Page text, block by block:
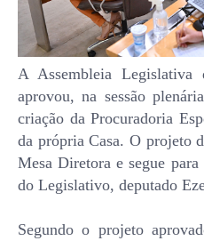
A Assembleia
aprovou, na sessão
criação da Procuradoria
da própria Casa. O projeto
Mesa Diretora e segue
do Legislativo, deputado
Segundo o projeto